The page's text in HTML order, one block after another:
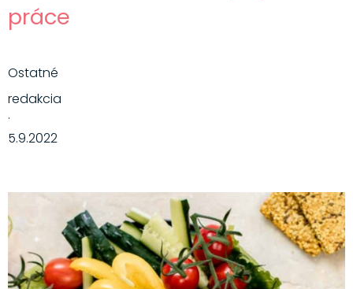
práce
Ostatné
redakcia
·
5.9.2022